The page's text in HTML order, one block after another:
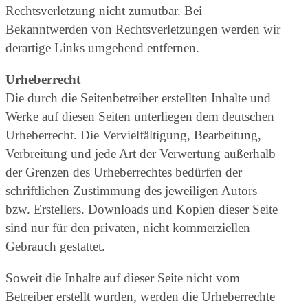
Rechtsverletzung nicht zumutbar. Bei
Bekanntwerden von Rechtsverletzungen werden wir
derartige Links umgehend entfernen.
Urheberrecht
Die durch die Seitenbetreiber erstellten Inhalte und
Werke auf diesen Seiten unterliegen dem deutschen
Urheberrecht. Die Vervielfältigung, Bearbeitung,
Verbreitung und jede Art der Verwertung außerhalb
der Grenzen des Urheberrechtes bedürfen der
schriftlichen Zustimmung des jeweiligen Autors
bzw. Erstellers. Downloads und Kopien dieser Seite
sind nur für den privaten, nicht kommerziellen
Gebrauch gestattet.
Soweit die Inhalte auf dieser Seite nicht vom
Betreiber erstellt wurden, werden die Urheberrechte